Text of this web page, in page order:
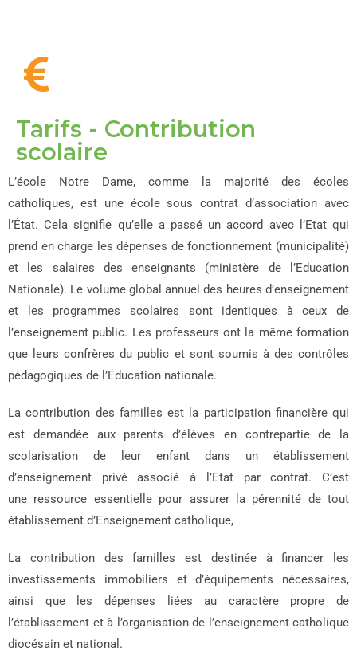
Tarifs - Contribution
scolaire
L’école Notre Dame, comme la majorité des écoles
catholiques, est une école sous contrat d’association avec
l’État. Cela signifie qu’elle a passé un accord avec l’Etat qui
prend en charge les dépenses de fonctionnement (municipalité)
et les salaires des enseignants (ministère de l’Education
Nationale). Le volume global annuel des heures d’enseignement
et les programmes scolaires sont identiques à ceux de
l’enseignement public. Les professeurs ont la même formation
que leurs confrères du public et sont soumis à des contrôles
pédagogiques de l’Education nationale.
La contribution des familles est la participation financière qui
est demandée aux parents d’élèves en contrepartie de la
scolarisation de leur enfant dans un établissement
d’enseignement privé associé à l’Etat par contrat. C’est
une ressource essentielle pour assurer la pérennité de tout
établissement d’Enseignement catholique,
La contribution des familles est destinée à financer les
investissements immobiliers et d’équipements nécessaires,
ainsi que les dépenses liées au caractère propre de
l’établissement et à l’organisation de l’enseignement catholique
diocésain et national.